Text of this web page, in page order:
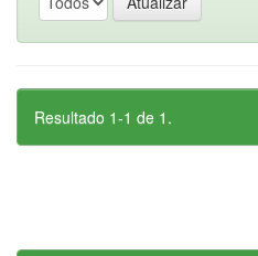
Resultado 1-1 de 1.